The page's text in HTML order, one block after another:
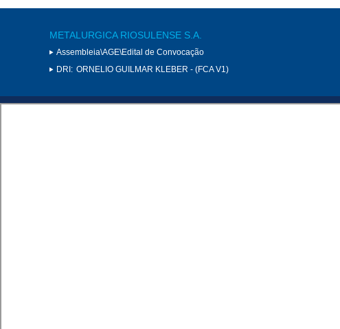
METALURGICA RIOSULENSE S.A.
Assembleia\AGE\Edital de Convocação
DRI: ORNELIO GUILMAR KLEBER - (FCA V1)